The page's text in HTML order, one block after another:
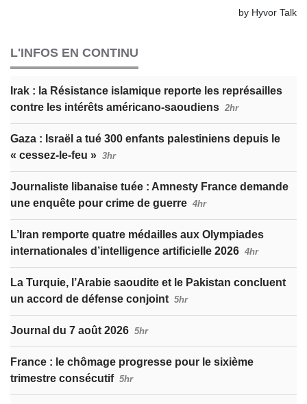
L'INFOS EN CONTINU
Irak : la Résistance islamique reporte les représailles
contre les intérêts américano-saoudiens 2hr
Gaza : Israël a tué 300 enfants palestiniens depuis le
« cessez-le-feu » 3hr
Journaliste libanaise tuée : Amnesty France demande
une enquête pour crime de guerre 4hr
L’Iran remporte quatre médailles aux Olympiades
internationales d’intelligence artificielle 2026 4hr
La Turquie, l’Arabie saoudite et le Pakistan concluent
un accord de défense conjoint 5hr
Journal du 7 août 2026 5hr
France : le chômage progresse pour le sixième
trimestre consécutif 5hr